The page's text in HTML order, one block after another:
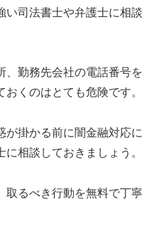
い司法書士や弁護士に相談
、勤務先会社の電話番号を
くのはとても危険です。
が掛かる前に闇金融対応に
相談しておきましょう。
取るべき行動を無料で丁寧